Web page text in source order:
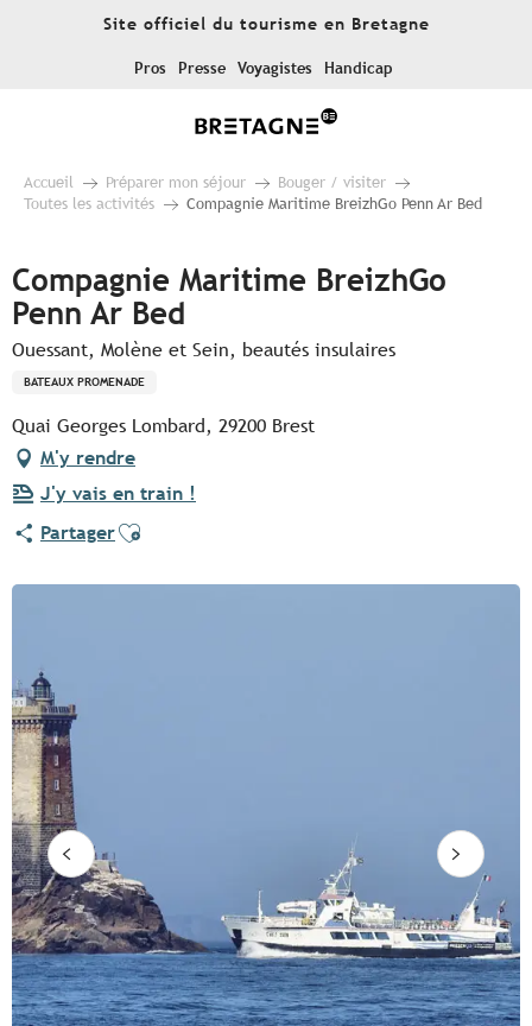
Site officiel du tourisme en Bretagne
Pros Presse Voyagistes Handicap
Accueil Préparer mon séjour
Bouger / visiter
Toutes les activités
Compagnie Maritime BreizhGo Penn Ar Bed
Compagnie Maritime BreizhGo
Penn Ar Bed
Ouessant, Molène et Sein, beautés insulaires
BATEAUX PROMENADE
Quai Georges Lombard, 29200 Brest
M'y rendre
J'y vais en train !
PartagerAjouter aux favoris